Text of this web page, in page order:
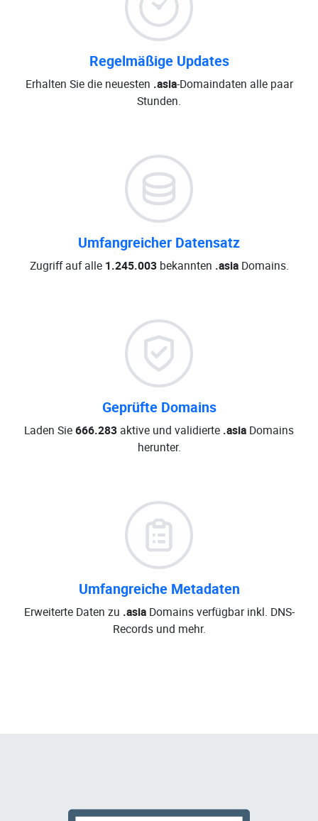
Regelmäßige Updates
Erhalten Sie die neuesten .asia-Domaindaten alle paar
Stunden.
Umfangreicher Datensatz
Zugriff auf alle 1.245.003bekannten .asiaDomains.
Geprüfte Domains
Laden Sie666.283 aktive und validierte .asia Domains
herunter.
Umfangreiche Metadaten
Erweiterte Daten zu .asiaDomains verfügbar inkl. DNS-
Records und mehr.